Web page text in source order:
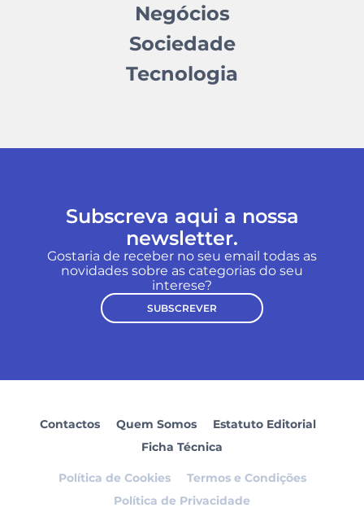
Negócios
Sociedade
Tecnologia
Subscreva aqui a nossa
newsletter.
Gostaria de receber no seu email todas as
novidades sobre as categorias do seu
interese?
SUBSCREVER
Contactos Quem Somos
Estatuto Editorial
Ficha Técnica
Política de Cookies
Termos e Condições
Política de Privacidade